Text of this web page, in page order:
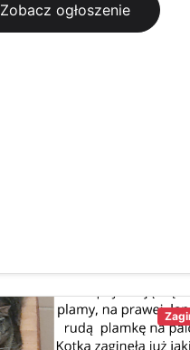
Zobacz ogłoszenie